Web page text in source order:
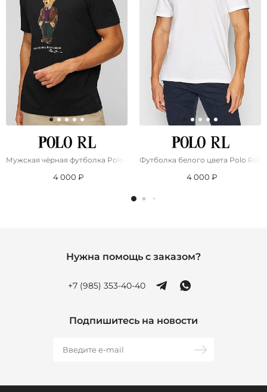
Мужская чёрная футболка Роlо Ralрh Lаurеn "Bear"
4 000 ₽
Футболка белого цвета Роlо
4 000 ₽
Нужна помощь с заказом?
+7 (985) 353-40-40
Подпишитесь на новости